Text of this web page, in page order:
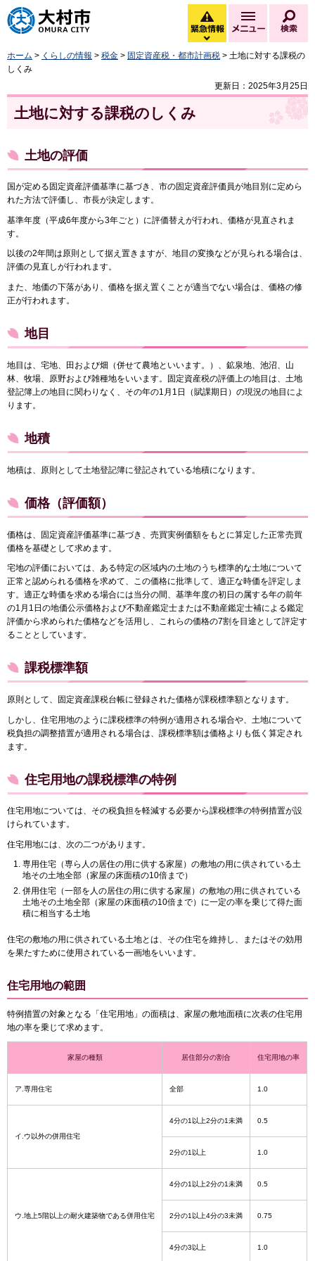
大村市
緊急情報
緊急情報を開く
メニュー
ホーム > くらしの情報 > 税金 > 固定資産税・都市計画税 > 土地に対する課税の
しくみ
更新日：2025年3月25日
土地に対する課税のしくみ
土地の評価
国が定める固定資産評価基準に基づき、市の固定資産評価員が地目別に定めら
れた方法で評価し、市長が決定します。
基準年度（平成6年度から3年ごと）に評価替えが行われ、価格が見直されま
す。
以後の2年間は原則として据え置きますが、地目の変換などが見られる場合は、
評価の見直しが行われます。
また、地価の下落があり、価格を据え置くことが適当でない場合は、価格の修
正が行われます。
地目
地目は、宅地、田および畑（併せて農地といいます。）、鉱泉地、池沼、山
林、牧場、原野および雑種地をいいます。固定資産税の評価上の地目は、土地
登記簿上の地目に関わりなく、その年の1月1日（賦課期日）の現況の地目によ
ります。
地積
地積は、原則として土地登記簿に登記されている地積になります。
価格（評価額）
価格は、固定資産評価基準に基づき、売買実例価額をもとに算定した正常売買
価格を基礎として求めます。
宅地の評価においては、ある特定の区域内の土地のうち標準的な土地について
正常と認められる価格を求めて、この価格に批準して、適正な時価を評定しま
す。適正な時価を求める場合には当分の間、基準年度の初日の属する年の前年
の1月1日の地価公示価格および不動産鑑定士または不動産鑑定士補による鑑定
評価から求められた価格などを活用し、これらの価格の7割を目途として評定す
ることとしています。
課税標準額
原則として、固定資産課税台帳に登録された価格が課税標準額となります。
しかし、住宅用地のように課税標準の特例が適用される場合や、土地について
税負担の調整措置が適用される場合は、課税標準額は価格よりも低く算定され
ます。
住宅用地の課税標準の特例
住宅用地については、その税負担を軽減する必要から課税標準の特例措置が設
けられています。
住宅用地には、次の二つがあります。
専用住宅（専ら人の居住の用に供する家屋）の敷地の用に供されている土
地その土地全部（家屋の床面積の10倍まで）
併用住宅（一部を人の居住の用に供する家屋）の敷地の用に供されている
土地その土地全部（家屋の床面積の10倍まで）に一定の率を乗じて得た面
積に相当する土地
住宅の敷地の用に供されている土地とは、その住宅を維持し、またはその効用
を果たすために使用されている一画地をいいます。
住宅用地の範囲
特例措置の対象となる「住宅用地」の面積は、家屋の敷地面積に次表の住宅用
地の率を乗じて求めます。
家屋の種類 居住部分の割合 住宅用地の率
ア.専用住宅 全部 1.0
イ.ウ以外の併用住宅
4分の1以上2分の1未満 0.5
2分の1以上 1.0
ウ.地上5階以上の耐火建築物である併用住宅
4分の1以上2分の1未満 0.5
2分の1以上4分の3未満 0.75
4分の3以上 1.0